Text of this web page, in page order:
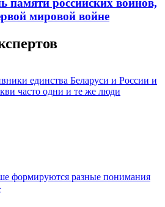
памяти российских воинов,
мировой войне
единства Беларуси и России и
часто одни и те же люди
формируются разные понимания